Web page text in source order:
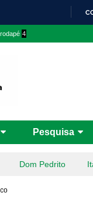
4
Pesquisa
Dom Pedrito